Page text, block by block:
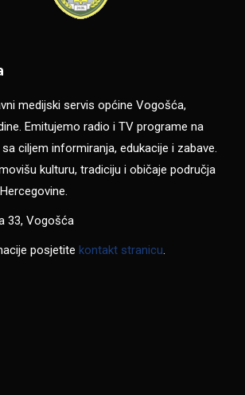
medijski servis općine Vogošća,
Emitujemo radio i TV programe na
ciljem informiranja, edukacije i zabave.
kulturu, tradiciju i običaje područja
33, Vogošća
posjetite kontakt stranicu